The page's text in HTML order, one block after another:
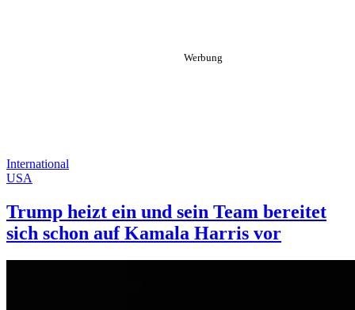
International
USA
Trump heizt ein und sein Team bereitet
sich schon auf Kamala Harris vor